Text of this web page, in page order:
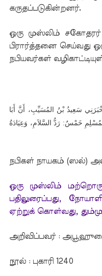
கருதப்படுகின்றனர்.
ஒரு முஸ்லிம்
பிரார்த்தனை செய்வது
நபியவர்கள்
سَعِيدُ بْنُ المُسَيِّبِ، أَنَّ أَبَا
خَمْسٌ: رَدُّ السَّلاَمِ، وَعِيَادَةُ
நபிகள் நாயகம் (ஸல்)
ஒரு முஸ்லிம்
பதிலுரைப்பது,
ஏற்றுக் கொள்வது,
அறிவிப்பவர் :
நூல் : புகாரி 1240